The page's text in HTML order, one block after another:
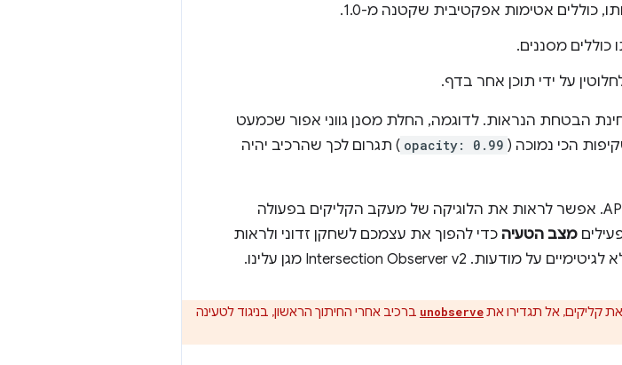
כוללים אטימות אפקטיבית שקטנה מ-1.0.
מסננים.
על ידי תוכן אחר בדף.
הבטחת הנראות. לדוגמה, החלת מסנן גווני אפור שכמעט
הכי נמוכה ( opacity: 0.99 ) תגרום לכך שהרכיב יהיה
הנה קוד לדוגמה שממחיש את התכונות החדשות של ה-API. אפשר לראות את הלוגיקה של מעקב הקליקים בפעולה
מצב הטעיה כדי להפוך את עצמכם לשחקן זדוני ולראות
unobserve ברכיב אחרי החיתוך הראשון, בניגוד לטעינה